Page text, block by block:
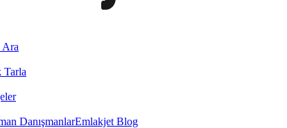
Ara
Tarla
DanışmanlarEmlakjet Blog